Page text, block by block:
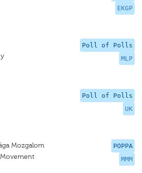
EKGP
Poll of Polls
MLP
Poll of Polls
UK
POPPA
MMM
Mozgalom